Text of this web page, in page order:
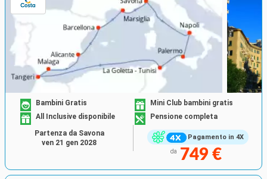
Pagamento in 4X
Bambini Gratis
Mini Club bambini gratis
All Inclusive disponibile
Pensione completa
da 749 €
Partenza da Savona
ven 21 gen 2028